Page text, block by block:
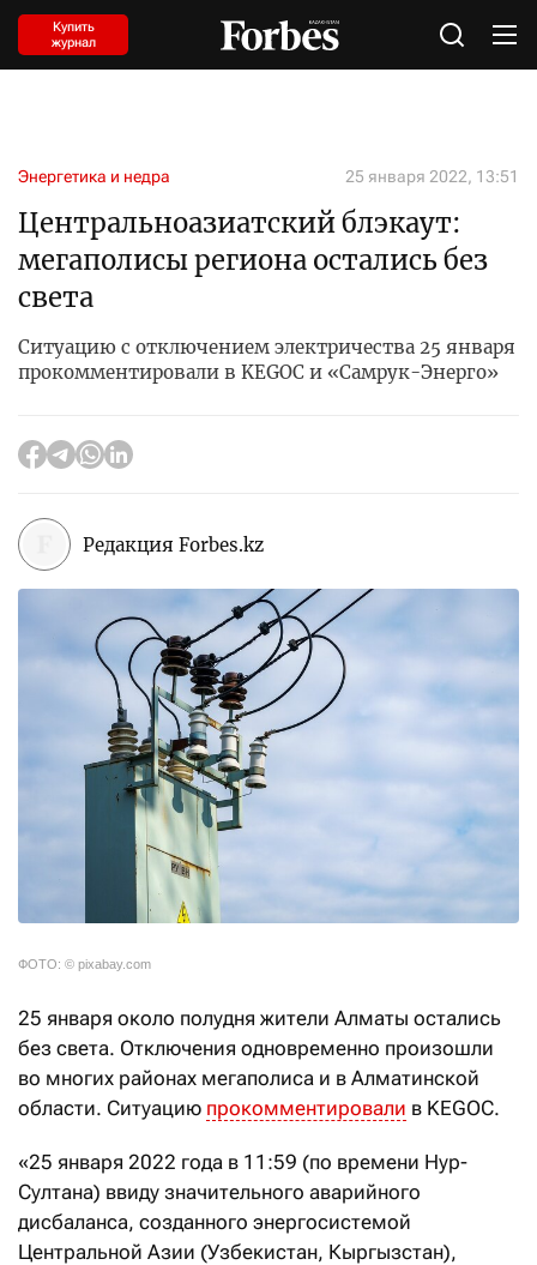
Купить
журнал
Энергетика и недра 25 января 2022, 13:51
Центральноазиатский блэкаут:
мегаполисы региона остались без
света
Ситуацию с отключением электричества 25 января
прокомментировали в KEGOC и «Самрук-Энерго»
Редакция Forbes.kz
ФОТО: © pixabay.com
25 января около полудня жители Алматы остались
без света. Отключения одновременно произошли
во многих районах мегаполиса и в Алматинской
области. Ситуацию прокомментировали в KEGOC.
«25 января 2022 года в 11:59 (по времени Нур-
Султана) ввиду значительного аварийного
дисбаланса, созданного энергосистемой
Центральной Азии (Узбекистан, Кыргызстан),